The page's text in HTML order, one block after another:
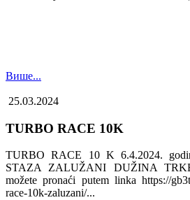
Више...
25.03.2024
TURBO RACE 10K
TURBO RACE 10 K 6.4.2024.
STAZA ZALUŽANI DUŽINA
možete pronaći putem linka https://
race-10k-zaluzani/...